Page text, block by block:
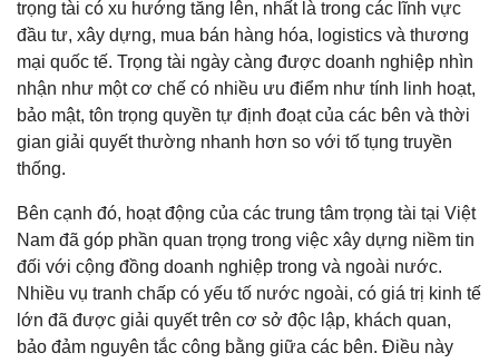
trọng tài có xu hướng tăng lên, nhất là trong các lĩnh vực
đầu tư, xây dựng, mua bán hàng hóa, logistics và thương
mại quốc tế. Trọng tài ngày càng được doanh nghiệp nhìn
nhận như một cơ chế có nhiều ưu điểm như tính linh hoạt,
bảo mật, tôn trọng quyền tự định đoạt của các bên và thời
gian giải quyết thường nhanh hơn so với tố tụng truyền
thống.
Bên cạnh đó, hoạt động của các trung tâm trọng tài tại Việt
Nam đã góp phần quan trọng trong việc xây dựng niềm tin
đối với cộng đồng doanh nghiệp trong và ngoài nước.
Nhiều vụ tranh chấp có yếu tố nước ngoài, có giá trị kinh tế
lớn đã được giải quyết trên cơ sở độc lập, khách quan,
bảo đảm nguyên tắc công bằng giữa các bên. Điều này